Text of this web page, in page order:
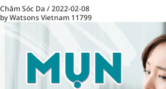
Chăm Sóc Da /2022-02-08
by Watsons Vietnam 11799